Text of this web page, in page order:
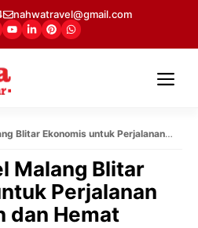
nahwatravel@gmail.com
Blitar Ekonomis untuk Perjalanan
Malang Blitar
Perjalanan
dan Hemat